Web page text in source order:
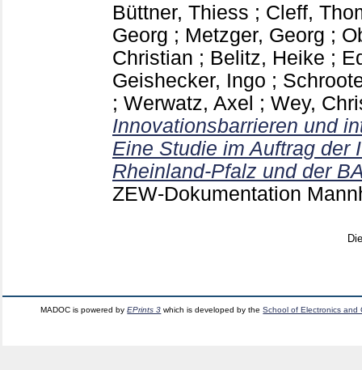
Büttner, Thiess ; Cleff,
Georg ; Metzger, Georg ;
Christian ; Belitz, Heike ;
Geishecker, Ingo ;
; Werwatz, Axel ; Wey,
Innovationsbarrieren und
Eine Studie im Auftrag der
Rheinland-Pfalz und der
ZEW-Dokumentation
MADOC is powered byEPrints 3 which is developed by theSchool of Electronics and